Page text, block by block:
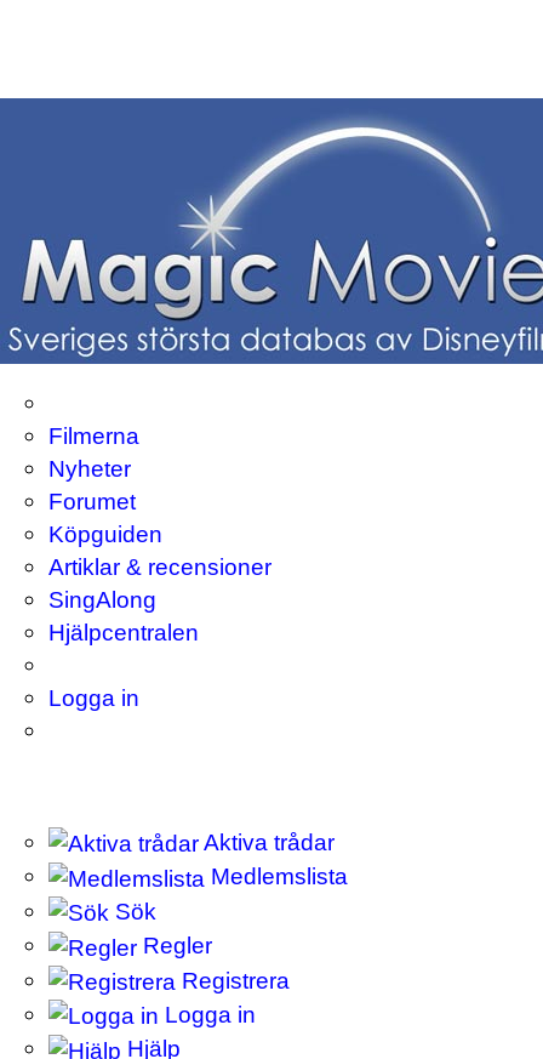
Filmerna
Nyheter
Forumet
Köpguiden
Artiklar & recensioner
SingAlong
Hjälpcentralen
Logga in
Aktiva trådar
Medlemslista
Sök
Regler
Registrera
Logga in
Hjälp